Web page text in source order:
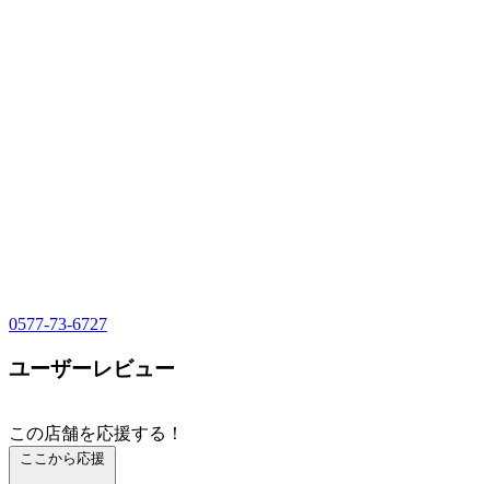
0577-73-6727
ユーザーレビュー
この店舗を応援する！
ここから応援